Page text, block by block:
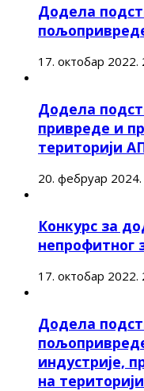
Додела
17. октобар 2022.
Додела
привреде и
територији
20. фебруар 2024.
Конкурс за
непрофитног
17. октобар 2022.
Додела
индустрије,
на